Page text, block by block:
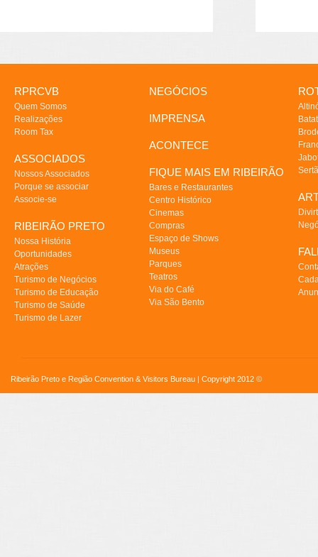
RPRCVB
Quem Somos
Realizações
Room Tax
ASSOCIADOS
Nossos Associados
Porque se associar
Associe-se
RIBEIRÃO PRETO
Nossa História
Oportunidades
Atrações
Turismo de Negócios
Turismo de Educação
Turismo de Saúde
Turismo de Lazer
NEGÓCIOS
IMPRENSA
ACONTECE
FIQUE MAIS EM RIBEIRÃO
Bares e Restaurantes
Centro Histórico
Cinemas
Compras
Espaço de Shows
Museus
Parques
Teatros
Via do Café
Via São Bento
Ribeirão Preto e Região Convention & Visitors Bureau | Copyright 2012 ©